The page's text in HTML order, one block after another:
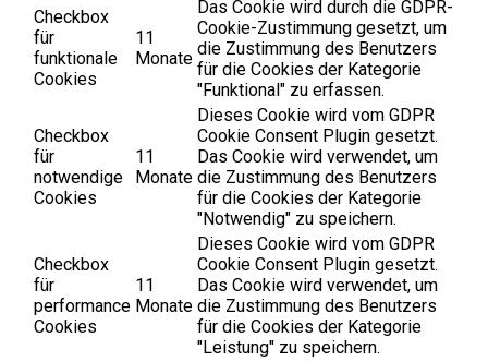
Checkbox
für
funktionale
Cookies
11
Monate
Das Cookie wird durch die GDPR-
Cookie-Zustimmung gesetzt, um
die Zustimmung des Benutzers
für die Cookies der Kategorie
"Funktional" zu erfassen.
Checkbox
für
notwendige
Cookies
11
Monate
Dieses Cookie wird vom GDPR
Cookie Consent Plugin gesetzt.
Das Cookie wird verwendet, um
die Zustimmung des Benutzers
für die Cookies der Kategorie
"Notwendig" zu speichern.
Checkbox
für
performance
Cookies
11
Monate
Dieses Cookie wird vom GDPR
Cookie Consent Plugin gesetzt.
Das Cookie wird verwendet, um
die Zustimmung des Benutzers
für die Cookies der Kategorie
"Leistung" zu speichern.